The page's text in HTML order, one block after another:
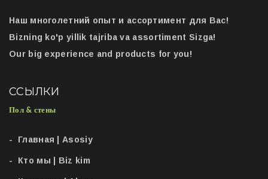
Наш многолетний опыт и ассортимент для Вас!
Bizning ko'p yillik tajriba va assortiment Sizga!
Our big experience and products for you!
ССЫЛКИ
Пол & стены
Главная | Asosiy
Кто мы | Biz kim